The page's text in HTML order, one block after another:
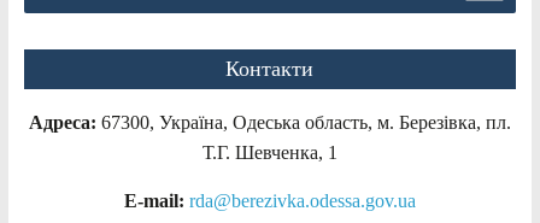
Контакти
Адреса: 67300, Україна, Одеська область, м. Березівка, пл.
Т.Г. Шевченка, 1
E-mail: rda@berezivka.odessa.gov.ua